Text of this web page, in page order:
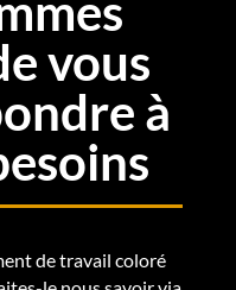
vous
à
de travail coloré